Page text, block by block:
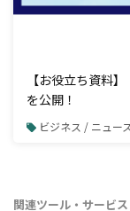
【お役立ち資料
を公開！
ビジネス / ニュース
関連ツール・サービス